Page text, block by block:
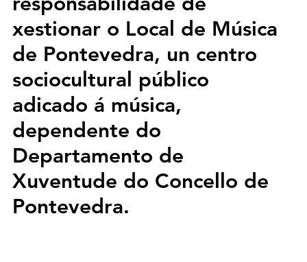
xestionar o Local de Música
de Pontevedra, un centro
sociocultural público
adicado á música,
dependente do
Departamento de
Xuventude do Concello de
Pontevedra.